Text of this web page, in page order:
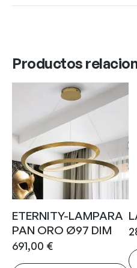
Productos
ETERNITY-LAMPARA
PAN ORO Ø97 DIM
691,00 €